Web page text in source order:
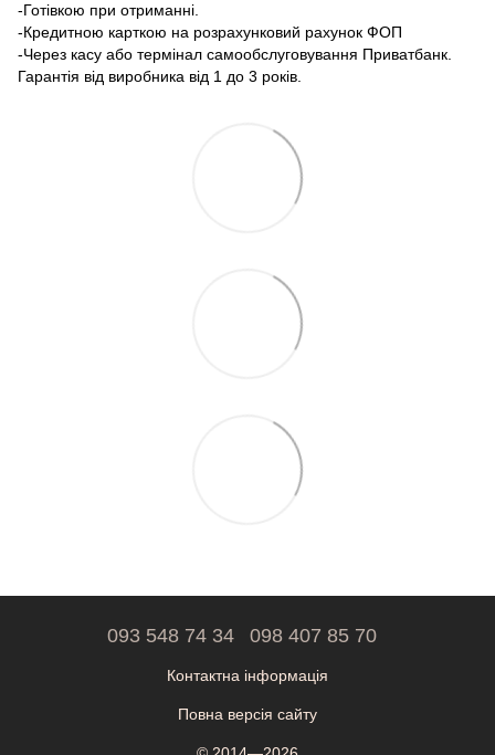
-Готівкою при отриманні.
-Кредитною карткою на розрахунковий рахунок ФОП
-Через касу або термінал самообслуговування Приватбанк.
Гарантія від виробника від 1 до 3 років.
093 548 74 34 098 407 85 70
Контактна інформація
Повна версія сайту